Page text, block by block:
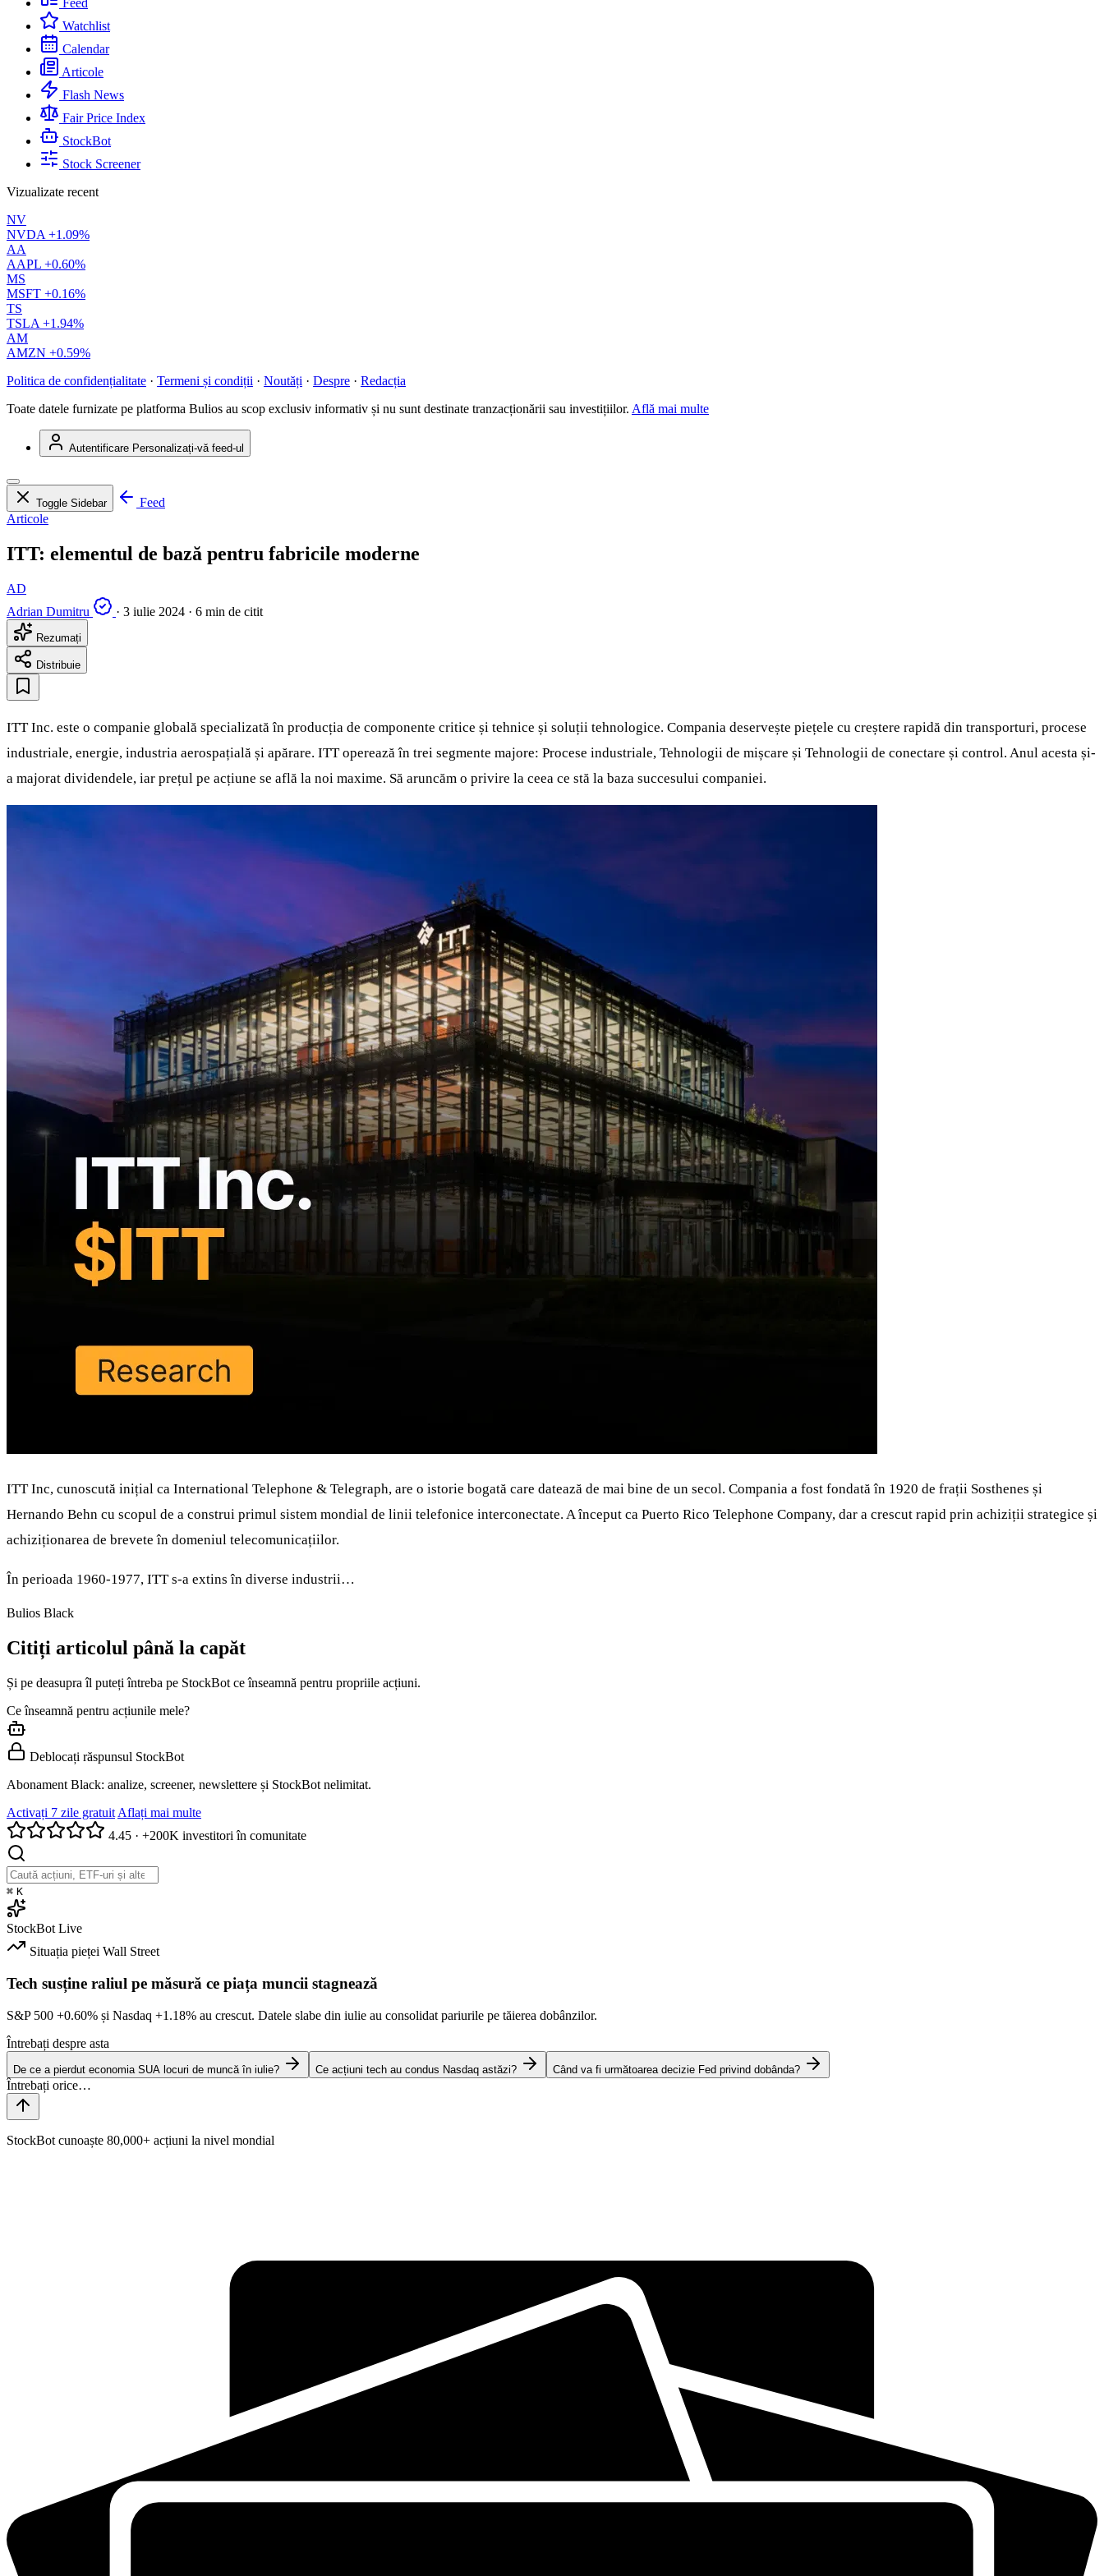
Feed
Watchlist
Calendar
Articole
Flash News
Fair Price Index
StockBot
Stock Screener
Vizualizate recent
NV
NVDA +1.09%
AA
AAPL +0.60%
MS
MSFT +0.16%
TS
TSLA +1.94%
AM
AMZN +0.59%
Politica de confidențialitate · Termeni și condiții · Noutăți · Despre · Redacția
Toate datele furnizate pe platforma Bulios au scop exclusiv informativ și nu sunt destinate tranzacționării sau investițiilor. Află mai multe
Autentificare Personalizați-vă feed-ul
Toggle Sidebar
Feed
Articole
ITT: elementul de bază pentru fabricile moderne
AD
Adrian Dumitru
· 3 iulie 2024 · 6 min de citit
Rezumați
Distribuie
ITT Inc. este o companie globală specializată în producția de componente critice și tehnice și soluții tehnologice. Compania deservește piețele cu creștere rapidă din transporturi, procese
industriale, energie, industria aerospațială și apărare. ITT operează în trei segmente majore: Procese industriale, Tehnologii de mișcare și Tehnologii de conectare și control. Anul acesta și-
a majorat dividendele, iar prețul pe acțiune se află la noi maxime. Să aruncăm o privire la ceea ce stă la baza succesului companiei.
ITT Inc, cunoscută inițial ca International Telephone & Telegraph, are o istorie bogată care datează de mai bine de un secol. Compania a fost fondată în 1920 de frații Sosthenes și
Hernando Behn cu scopul de a construi primul sistem mondial de linii telefonice interconectate. A început ca Puerto Rico Telephone Company, dar a crescut rapid prin achiziții strategice și
achiziționarea de brevete în domeniul telecomunicațiilor.
În perioada 1960-1977, ITT s-a extins în diverse industrii…
Bulios Black
Citiți articolul până la capăt
Și pe deasupra îl puteți întreba pe StockBot ce înseamnă pentru propriile acțiuni.
Ce înseamnă pentru acțiunile mele?
Deblocați răspunsul StockBot
Abonament Black: analize, screener, newslettere și StockBot nelimitat.
Activați 7 zile gratuit Aflați mai multe
4.45 · +200K investitori în comunitate
⌘ K
StockBot Live
Situația pieței Wall Street
Tech susține raliul pe măsură ce piața muncii stagnează
S&P 500 +0.60% și Nasdaq +1.18% au crescut. Datele slabe din iulie au consolidat pariurile pe tăierea dobânzilor.
Întrebați despre asta
De ce a pierdut economia SUA locuri de muncă în iulie? Ce acțiuni tech au condus Nasdaq astăzi? Când va fi următoarea decizie Fed privind dobânda?
StockBot cunoaște 80,000+ acțiuni la nivel mondial